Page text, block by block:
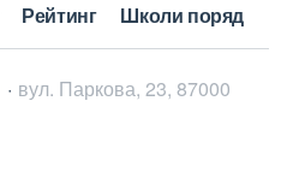
Рейтинг Школи поряд
вул. Паркова, 23, 87000